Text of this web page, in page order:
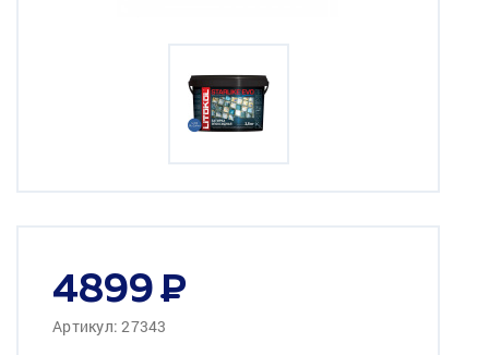
4899
Артикул: 27343